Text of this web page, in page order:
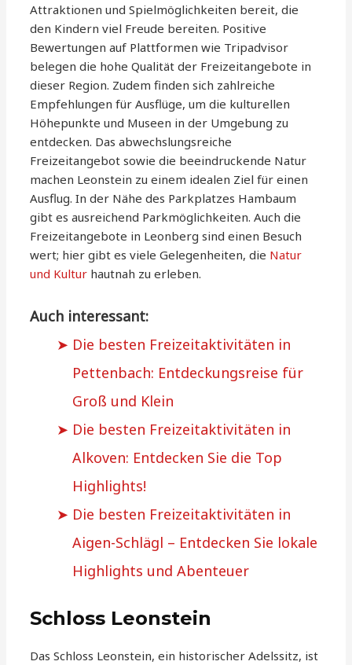
Attraktionen und Spielmöglichkeiten bereit, die
den Kindern viel Freude bereiten. Positive
Bewertungen auf Plattformen wie Tripadvisor
belegen die hohe Qualität der Freizeitangebote in
dieser Region. Zudem finden sich zahlreiche
Empfehlungen für Ausflüge, um die kulturellen
Höhepunkte und Museen in der Umgebung zu
entdecken. Das abwechslungsreiche
Freizeitangebot sowie die beeindruckende Natur
machen Leonstein zu einem idealen Ziel für einen
Ausflug. In der Nähe des Parkplatzes Hambaum
gibt es ausreichend Parkmöglichkeiten. Auch die
Freizeitangebote in Leonberg sind einen Besuch
wert; hier gibt es viele Gelegenheiten, die Natur
und Kultur hautnah zu erleben.
Auch interessant:
Die besten Freizeitaktivitäten in
Pettenbach: Entdeckungsreise für
Groß und Klein
Die besten Freizeitaktivitäten in
Alkoven: Entdecken Sie die Top
Highlights!
Die besten Freizeitaktivitäten in
Aigen-Schlägl – Entdecken Sie lokale
Highlights und Abenteuer
Schloss Leonstein
Das Schloss Leonstein, ein historischer Adelssitz, ist